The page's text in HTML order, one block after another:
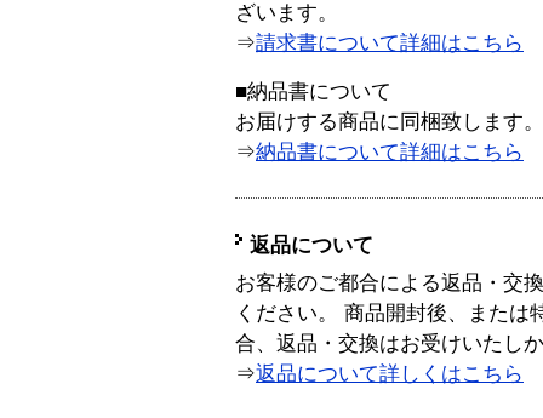
ざいます。
⇒請求書について詳細はこちら
■納品書について
お届けする商品に同梱致します。
⇒納品書について詳細はこちら
返品について
お客様のご都合による返品・交
ください。 商品開封後、または
合、返品・交換はお受けいたし
⇒返品について詳しくはこちら